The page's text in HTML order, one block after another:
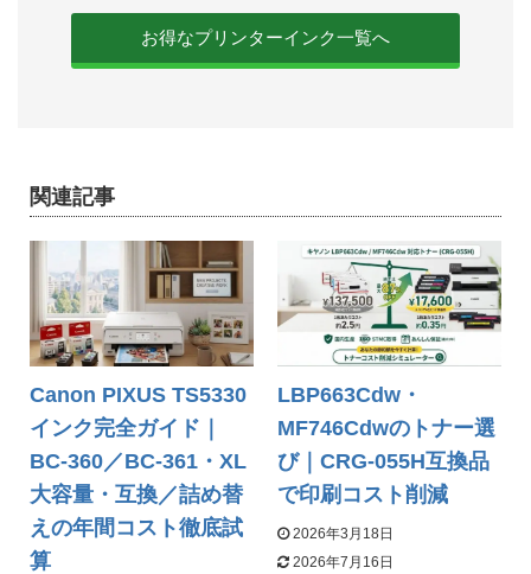
お得なプリンターインク一覧へ
関連記事
Canon PIXUS TS5330
インク完全ガイド｜
BC-360／BC-361・XL
大容量・互換／詰め替
えの年間コスト徹底試
算
LBP663Cdw・
MF746Cdwのトナー選
び｜CRG-055H互換品
で印刷コスト削減
2026年3月18日
2026年7月16日